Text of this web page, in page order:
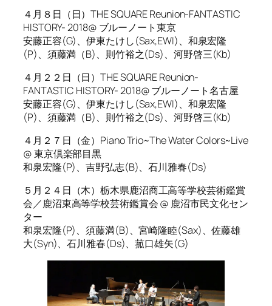
４月８日（日）THE SQUARE Reunion-FANTASTIC
HISTORY- 2018@ ブルーノート東京
安藤正容(G)、伊東たけし(Sax,EWI)、和泉宏隆
(P)、須藤満（B)、則竹裕之(Ds)、河野啓三(Kb)
４月２２日（日）THE SQUARE Reunion-
FANTASTIC HISTORY- 2018@ ブルーノート名古屋
安藤正容(G)、伊東たけし(Sax,EWI)、和泉宏隆
(P)、須藤満（B)、則竹裕之(Ds)、河野啓三(Kb)
４月２７日（金）Piano Trio~The Water Colors~Live
@ 東京倶楽部目黒
和泉宏隆(P)、吉野弘志(B)、石川雅春(Ds)
５月２４日（木）栃木県鹿沼商工高等学校芸術鑑賞
会／鹿沼東高等学校芸術鑑賞会 @ 鹿沼市民文化セン
ター
和泉宏隆(P)、須藤満(B)、宮崎隆睦(Sax)、佐藤雄
大(Syn)、石川雅春(Ds)、菰口雄矢(G)